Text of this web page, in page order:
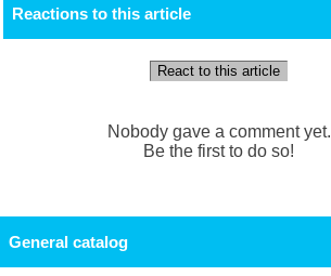
Reactions to this article
React to this article
Nobody gave a comment yet.
Be the first to do so!
General catalog